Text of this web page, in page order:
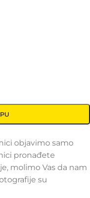
objavimo samo
pronađete
molimo Vas da nam
su